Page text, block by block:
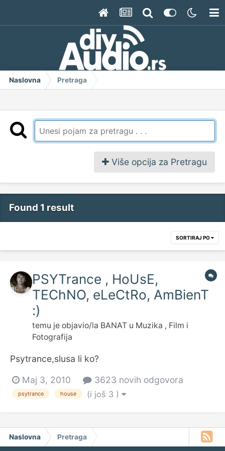
Naslovna Pretraga
Više opcija za Pretragu
Found 1 result
SORTIRAJ PO
PSYTrance , HoUsE,
TEChNO, eLeCtRo, AmBienT
:)
temu je objavio/la BANAT u Muzika , Film i
Fotografija
Psytrance,slusa li ko?
Maj 3, 2010 3623 novih odgovora
psytrance house (i još 3 )
Naslovna Pretraga